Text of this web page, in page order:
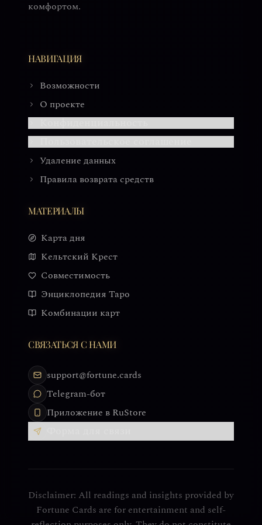
комфортом.
НАВИГАЦИЯ
Возможности
О проекте
Удаление данных
Правила возврата средств
МАТЕРИАЛЫ
Карта дня
Кельтский Крест
Совместимость
Энциклопедия Таро
Комбинации карт
СВЯЗАТЬСЯ С НАМИ
support@fortune.cards
Telegram-бот
Приложение в RuStore
Disclaimer: All readings and insights provided by
Fortune Cards are for entertainment and self-